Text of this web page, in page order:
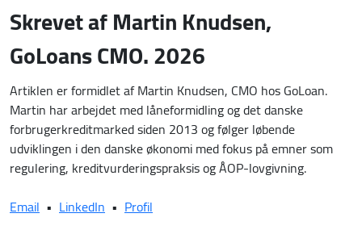
Skrevet af Martin Knudsen,
GoLoans CMO. 2026
Artiklen er formidlet af Martin Knudsen, CMO hos GoLoan.
Martin har arbejdet med låneformidling og det danske
forbrugerkreditmarked siden 2013 og følger løbende
udviklingen i den danske økonomi med fokus på emner som
regulering, kreditvurderingspraksis og ÅOP-lovgivning.
Email • LinkedIn • Profil